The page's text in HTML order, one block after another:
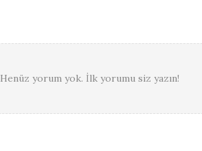
Henüz yorum yok. İlk yorumu siz yazın!